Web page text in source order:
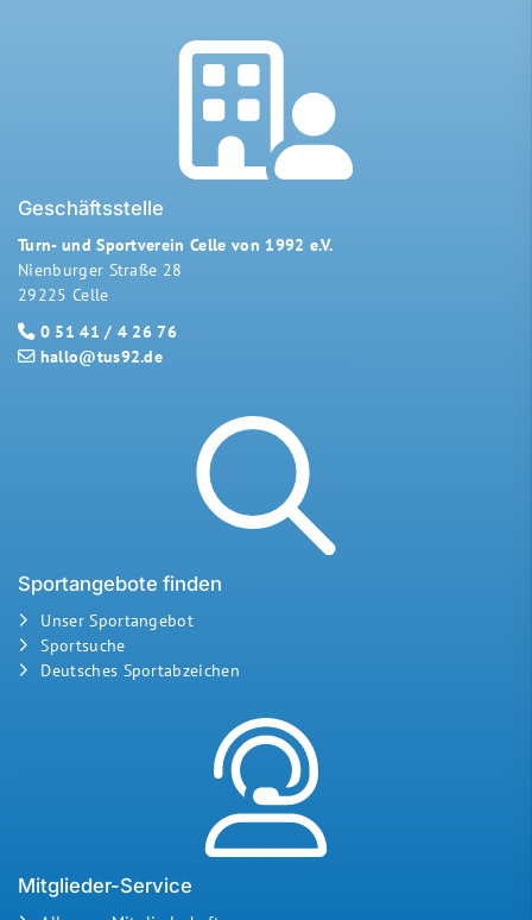
Geschäftsstelle
Turn- und Sportverein Celle von 1992 e.V.
Nienburger Straße 28
29225 Celle
0 51 41 / 4 26 76
hallo@tus92.de
Sportangebote finden
Unser Sportangebot
Sportsuche
Deutsches Sportabzeichen
Mitglieder-Service